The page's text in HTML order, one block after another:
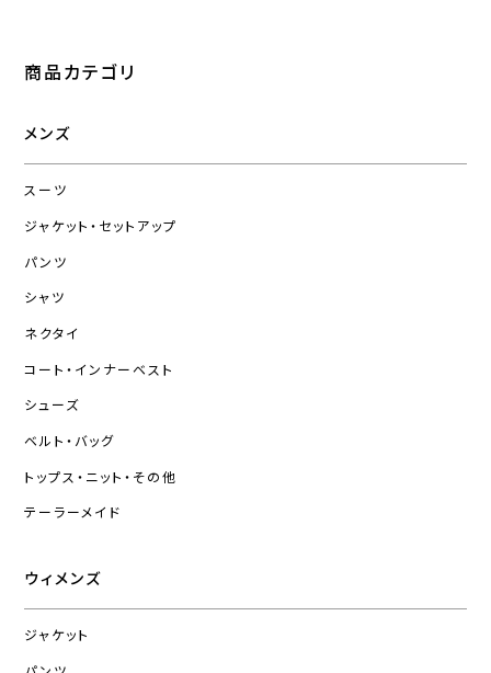
商品カテゴリ
メンズ
スーツ
ジャケット・セットアップ
パンツ
シャツ
ネクタイ
コート・インナーベスト
シューズ
ベルト・バッグ
トップス・ニット・その他
テーラーメイド
ウィメンズ
ジャケット